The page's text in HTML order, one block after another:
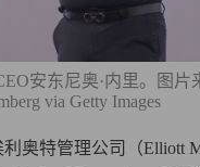
安东尼奥·内里。图片
via Getty Images
奥特管理公司（Elliott